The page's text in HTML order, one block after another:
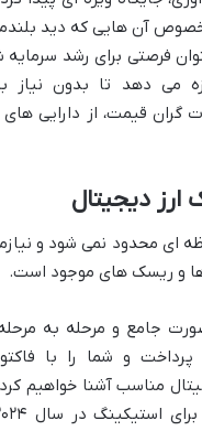
آن هایی که دید
فرصتی برای رشد سرمایه
می دهد تا بدون نیاز
گران قیمت، از دارایی
دیجیتال
ای محدود نمی شود و
ها و ریسک های موجود است.
جامع و مرحله به
و شما را با
مناسب آشنا خواهیم